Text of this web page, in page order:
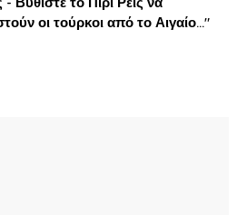
οι τούρκοι από το Αιγαίο..."